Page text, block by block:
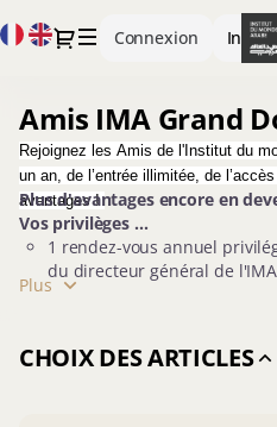
Langue
Dialogue
Connexion
du
IMA
Grand
Donateur
1an]
Institut
arabe
Amis
IMA
Grand
Donateur
|
1an
Amis IMA Grand
Rejoignez les Amis de l'Institut du
un an, de l’entrée illimitée, de
avantages !
Plus d'avantages encore en
Vos privilèges ...
1 rendez-vous annuel
du directeur général de l'IMA
1 invitation aux rencontres
Plus
CHOIX DES ARTICLES